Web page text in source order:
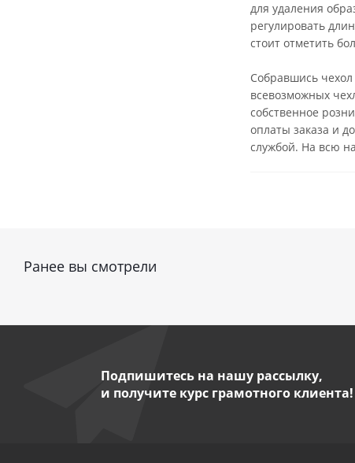
для удаления
регулировать
стоит отметить
Собравшись
всевозможных
собственное
оплаты заказа и
службой. На всю
Ранее вы смотрели
Подпишитесь на нашу рассылку,
и получите курс грамотного клиента!